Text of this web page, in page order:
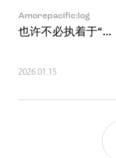
Amorepacific:log
也许不必执着于“
2026.01.15